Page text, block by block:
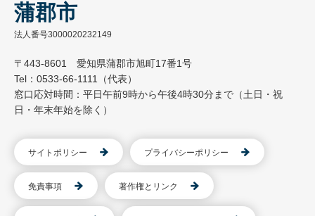
蒲郡市
法人番号3000020232149
〒443-8601 愛知県蒲郡市旭町17番1号
Tel：0533-66-1111（代表）
窓口応対時間：平日午前9時から午後4時30分まで（土日・祝
日・年末年始を除く）
サイトポリシー プライバシーポリシー
免責事項 著作権とリンク